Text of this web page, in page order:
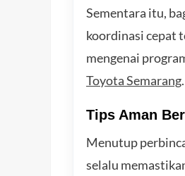
Sementara itu,
koordinasi cepat
mengenai
Toyota Semarang.
Tips Aman
Menutup
selalu